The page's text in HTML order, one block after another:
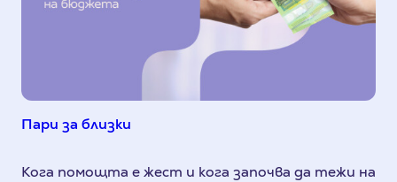
Пари за близки
Кога помощта е жест и кога започва да тежи на